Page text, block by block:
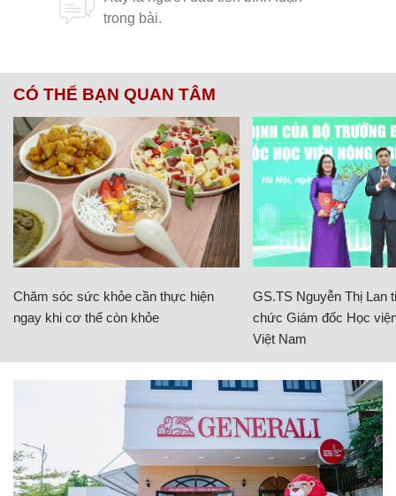
CÓ THỂ BẠN QUAN TÂM
Chăm sóc sức khỏe cần thực hiện
ngay khi cơ thể còn khỏe
GS.TS Nguyễn Thị Lan
chức Giám đốc Học
Việt Nam